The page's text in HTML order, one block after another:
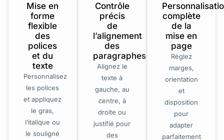
Mise en
forme
flexible
des
polices
et du
texte
Personnalisez
les polices
et appliquez
le gras,
l’italique ou
le souligné
Contrôle
précis
de
l’alignement
des
paragraphes
Alignez le
texte à
gauche, au
centre, à
droite ou
justifié pour
des
complète
de la
mise en
page
Réglez
marges,
orientation
et
disposition
pour
adapter
parfaitement